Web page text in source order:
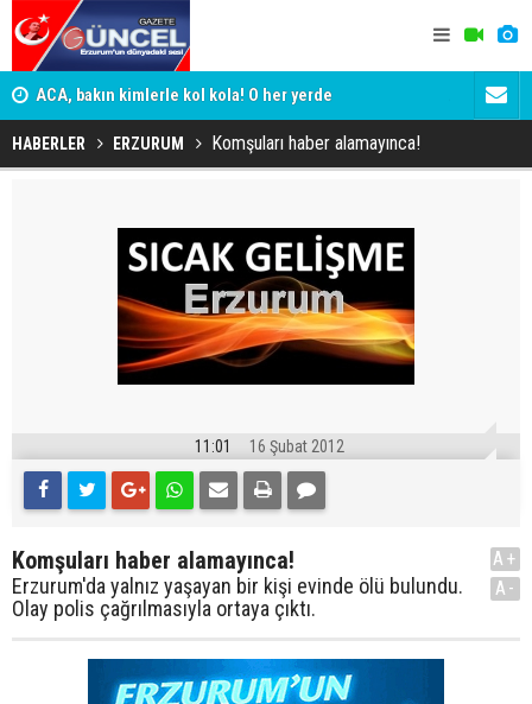
ACA, bakın kimlerle kol kola! O her yerde ADALET
HABERLER ERZURUM Komşuları haber alamayınca!
11:01 16 Şubat 2012
Komşuları haber alamayınca!
Erzurum'da yalnız yaşayan bir kişi evinde ölü bulundu.
Olay polis çağrılmasıyla ortaya çıktı.
A+
A-